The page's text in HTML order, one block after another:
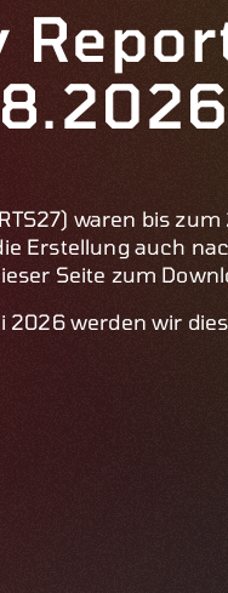
waren bis
Erstellung auch
Seite zum
2026 werden wir